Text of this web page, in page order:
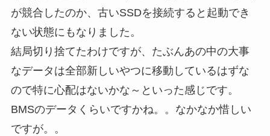
が競合したのか、古いSSDを接続すると起動でき
ない状態にもなりました。
結局切り捨てたわけですが、たぶんあの中の大事
なデータは全部新しいやつに移動しているはずな
ので特に心配はないかな～といった感じです。
BMSのデータくらいですかね。。なかなか惜しい
ですが。。